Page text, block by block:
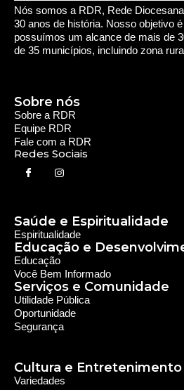
Nós somos a RDR, Rede
30 anos de história. Nosso objetivo
possuímos um alcance de mais de
de 35 municípios, incluindo zona
Sobre a RDR
Equipe RDR
Fale com a RDR
Redes Sociais
Sobre nós
Saúde e Espiritualidade
Espiritualidade
Educação e
Educação
Você Bem Informado
Serviços e Comunidade
Utilidade Pública
Oportunidade
Segurança
Cultura e Entretenimento
Variedades